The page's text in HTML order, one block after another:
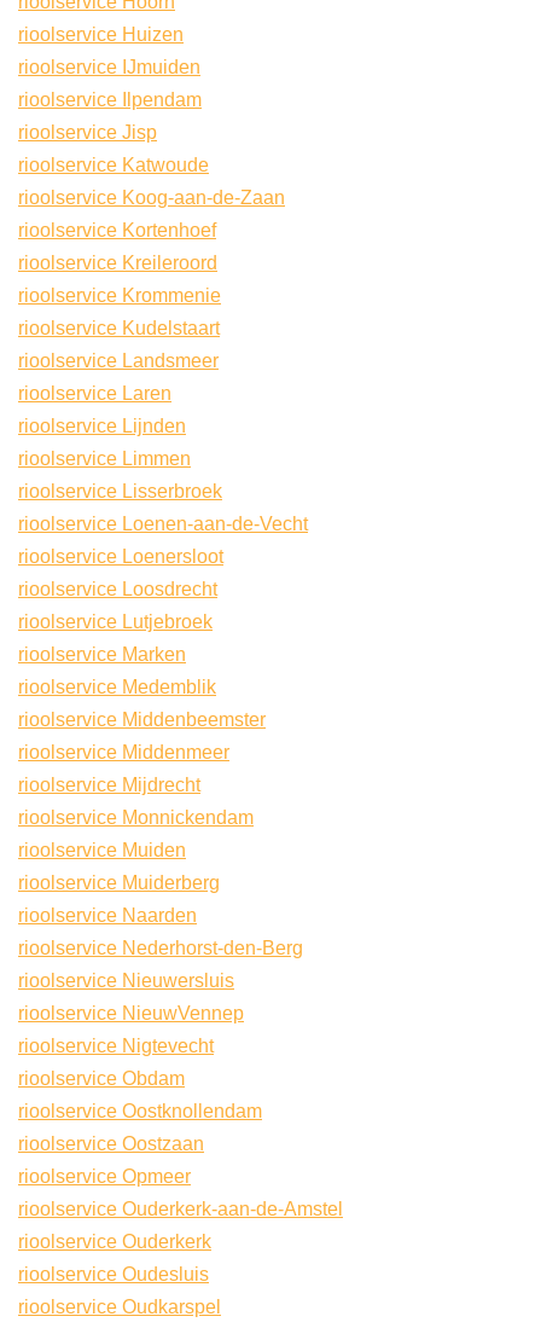
rioolservice Huizen
rioolservice IJmuiden
rioolservice Ilpendam
rioolservice Jisp
rioolservice Katwoude
rioolservice Koog-aan-de-Zaan
rioolservice Kortenhoef
rioolservice Kreileroord
rioolservice Krommenie
rioolservice Kudelstaart
rioolservice Landsmeer
rioolservice Laren
rioolservice Lijnden
rioolservice Limmen
rioolservice Lisserbroek
rioolservice Loenen-aan-de-Vecht
rioolservice Loenersloot
rioolservice Loosdrecht
rioolservice Lutjebroek
rioolservice Marken
rioolservice Medemblik
rioolservice Middenbeemster
rioolservice Middenmeer
rioolservice Mijdrecht
rioolservice Monnickendam
rioolservice Muiden
rioolservice Muiderberg
rioolservice Naarden
rioolservice Nederhorst-den-Berg
rioolservice Nieuwersluis
rioolservice NieuwVennep
rioolservice Nigtevecht
rioolservice Obdam
rioolservice Oostknollendam
rioolservice Oostzaan
rioolservice Opmeer
rioolservice Ouderkerk-aan-de-Amstel
rioolservice Ouderkerk
rioolservice Oudesluis
rioolservice Oudkarspel